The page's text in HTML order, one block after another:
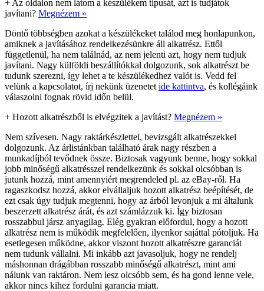
+ Az oldalon nem látom a készülékem típusát, azt is tudjátok
javítani? Megnézem »
Döntő többségben azokat a készülékeket találod meg honlapunkon,
amiknek a javításához rendelkezésünkre áll alkatrész. Ettől
függetlenül, ha nem találnád, az nem jelenti azt, hogy nem tudjuk
javítani. Nagy külföldi beszállítókkal dolgozunk, sok alkatrészt be
tudunk szerezni, így lehet a te készülékedhez valót is. Vedd fel
velünk a kapcsolatot, írj nekünk üzenetet ide kattintva, és kollégáink
válaszolni fognak rövid időn belül.
+ Hozott alkatrészből is elvégzitek a javítást? Megnézem »
Nem szívesen. Nagy raktárkészlettel, bevizsgált alkatrészekkel
dolgozunk. Az árlistánkban található árak nagy részben a
munkadíjból tevődnek össze. Biztosak vagyunk benne, hogy sokkal
jobb minőségű alkatrésszel rendelkezünk és sokkal olcsóbban is
jutunk hozzá, mint amennyiért megrendeled pl. az eBay-ről. Ha
ragaszkodsz hozzá, akkor elvállaljuk hozott alkatrész beépítését, de
ezt csak úgy tudjuk megtenni, hogy az árból levonjuk a mi általunk
beszerzett alkatrész árát, és azt számlázzuk ki. Így biztosan
rosszabbul jársz anyagilag. Elég gyakran előfordul, hogy a hozott
alkatrész nem is működik megfelelően, ilyenkor sajáttal pótoljuk. Ha
esetlegesen működne, akkor viszont hozott alkatrészre garanciát
nem tudunk vállalni. Mi inkább azt javasoljuk, hogy ne rendelj
máshonnan drágábban rosszabb minőségű alkatrészt, mint ami
nálunk van raktáron. Nem lesz olcsóbb sem, és ha gond lenne vele,
akkor nincs kihez fordulni garancia miatt.